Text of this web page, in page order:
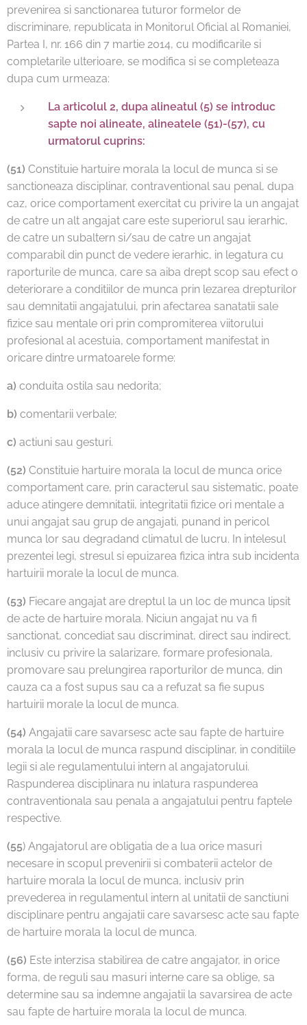
prevenirea si sanctionarea tuturor formelor de
discriminare, republicata in Monitorul Oficial al Romaniei,
Partea I, nr. 166 din 7 martie 2014, cu modificarile si
completarile ulterioare, se modifica si se completeaza
dupa cum urmeaza:
La articolul 2, dupa alineatul (5) se introduc
sapte noi alineate, alineatele (51)-(57), cu
urmatorul cuprins:
(51) Constituie hartuire morala la locul de munca si se
sanctioneaza disciplinar, contraventional sau penal, dupa
caz, orice comportament exercitat cu privire la un angajat
de catre un alt angajat care este superiorul sau ierarhic,
de catre un subaltern si/sau de catre un angajat
comparabil din punct de vedere ierarhic, in legatura cu
raporturile de munca, care sa aiba drept scop sau efect o
deteriorare a conditiilor de munca prin lezarea drepturilor
sau demnitatii angajatului, prin afectarea sanatatii sale
fizice sau mentale ori prin compromiterea viitorului
profesional al acestuia, comportament manifestat in
oricare dintre urmatoarele forme:
a) conduita ostila sau nedorita;
b) comentarii verbale;
c) actiuni sau gesturi.
(52) Constituie hartuire morala la locul de munca orice
comportament care, prin caracterul sau sistematic, poate
aduce atingere demnitatii, integritatii fizice ori mentale a
unui angajat sau grup de angajati, punand in pericol
munca lor sau degradand climatul de lucru. In intelesul
prezentei legi, stresul si epuizarea fizica intra sub incidenta
hartuirii morale la locul de munca.
(53) Fiecare angajat are dreptul la un loc de munca lipsit
de acte de hartuire morala. Niciun angajat nu va fi
sanctionat, concediat sau discriminat, direct sau indirect,
inclusiv cu privire la salarizare, formare profesionala,
promovare sau prelungirea raporturilor de munca, din
cauza ca a fost supus sau ca a refuzat sa fie supus
hartuirii morale la locul de munca.
(54) Angajatii care savarsesc acte sau fapte de hartuire
morala la locul de munca raspund disciplinar, in conditiile
legii si ale regulamentului intern al angajatorului.
Raspunderea disciplinara nu inlatura raspunderea
contraventionala sau penala a angajatului pentru faptele
respective.
(55) Angajatorul are obligatia de a lua orice masuri
necesare in scopul prevenirii si combaterii actelor de
hartuire morala la locul de munca, inclusiv prin
prevederea in regulamentul intern al unitatii de sanctiuni
disciplinare pentru angajatii care savarsesc acte sau fapte
de hartuire morala la locul de munca.
(56) Este interzisa stabilirea de catre angajator, in orice
forma, de reguli sau masuri interne care sa oblige, sa
determine sau sa indemne angajatii la savarsirea de acte
sau fapte de hartuire morala la locul de munca.